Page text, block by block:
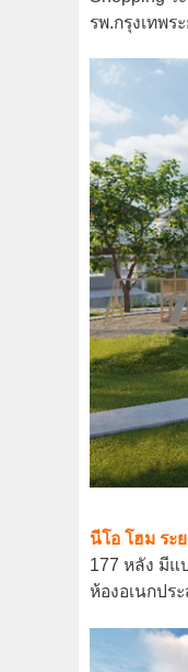
รพ.กรุงเทพร
นีโอ โฮม ระ
177 หลัง มีแ
ห้องอเนกปร